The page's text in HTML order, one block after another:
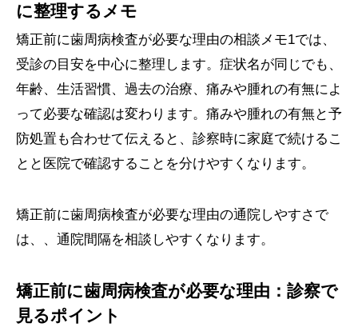
に整理するメモ
矯正前に歯周病検査が必要な理由の相談メモ1では、
受診の目安を中心に整理します。症状名が同じでも、
年齢、生活習慣、過去の治療、痛みや腫れの有無によ
って必要な確認は変わります。痛みや腫れの有無と予
防処置も合わせて伝えると、診察時に家庭で続けるこ
とと医院で確認することを分けやすくなります。
矯正前に歯周病検査が必要な理由の通院しやすさで
は、、通院間隔を相談しやすくなります。
矯正前に歯周病検査が必要な理由：診察で
見るポイント